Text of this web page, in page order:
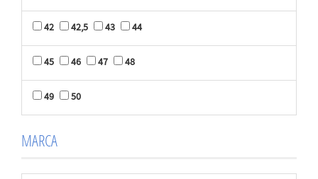
42 42,5 43 44
45 46 47 48
49 50
MARCA